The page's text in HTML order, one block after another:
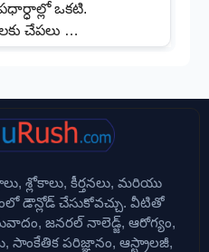
ఒకటి.
చేపలు …
శ్లోకాలు, కీర్తనలు, మరియు
డౌన్లోడ్ చేసుకోవచ్చు. వీటితో
జనరల్ నాలెడ్జ్, ఆరోగ్యం,
సాంకేతిక పరిజ్ఞానం, ఆస్ట్రాలజీ,